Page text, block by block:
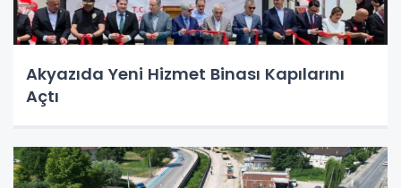
Akyazıda Yeni Hizmet Binası Kapılarını
Açtı